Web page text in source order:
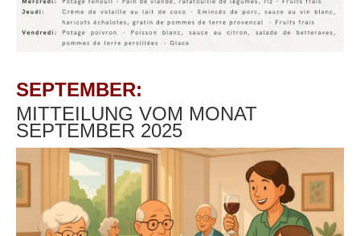
SEPTEMBER:
MITTEILUNG VOM MONAT
SEPTEMBER 2025